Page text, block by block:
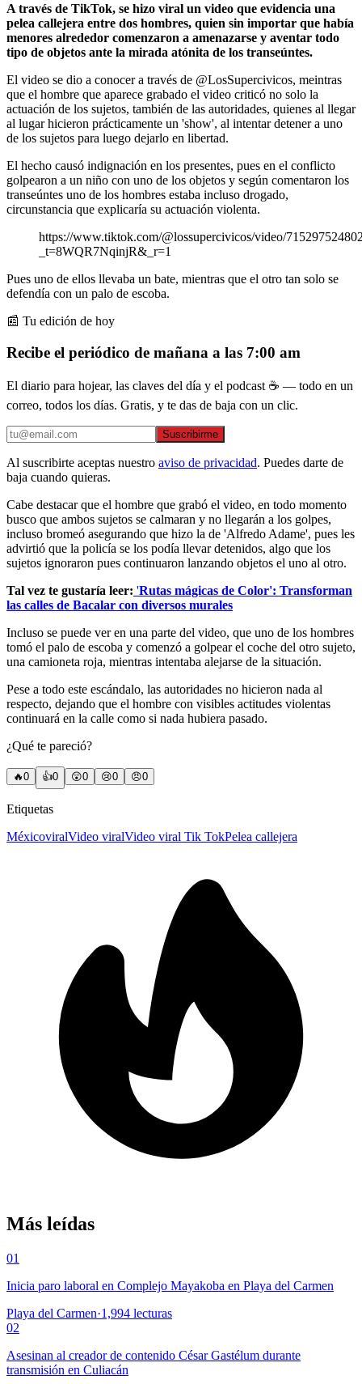
A través de TikTok, se hizo viral un video que evidencia una
pelea callejera entre dos hombres, quien sin importar que había
menores alrededor comenzaron a amenazarse y aventar todo
tipo de objetos ante la mirada atónita de los transeúntes.
El video se dio a conocer a través de @LosSupercivicos, meintras
que el hombre que aparece grabado el video criticó no solo la
actuación de los sujetos, también de las autoridades, quienes al llegar
al lugar hicieron prácticamente un 'show', al intentar detener a uno
de los sujetos para luego dejarlo en libertad.
El hecho causó indignación en los presentes, pues en el conflicto
golpearon a un niño con uno de los objetos y según comentaron los
transeúntes uno de los hombres estaba incluso drogado,
circunstancia que explicaría su actuación violenta.
https://www.tiktok.com/@lossupercivicos/video/
_t=8WQR7NqinjR&_r=1
Pues uno de ellos llevaba un bate, mientras que el otro tan solo se
defendía con un palo de escoba.
📰 Tu edición de hoy
Recibe el periódico de mañana a las 7:00 am
El diario para hojear, las claves del día y el podcast ☕ — todo en un
correo, todos los días. Gratis, y te das de baja con un clic.
Suscribirme
Al suscribirte aceptas nuestro aviso de privacidad. Puedes darte de
baja cuando quieras.
Cabe destacar que el hombre que grabó el video, en todo momento
busco que ambos sujetos se calmaran y no llegarán a los golpes,
incluso bromeó asegurando que hizo la de 'Alfredo Adame', pues les
advirtió que la policía se los podía llevar detenidos, algo que los
sujetos ignoraron pues continuaron lanzando objetos el uno al otro.
Tal vez te gustaría leer: 'Rutas mágicas de Color': Transforman
las calles de Bacalar con diversos murales
Incluso se puede ver en una parte del video, que uno de los hombres
tomó el palo de escoba y comenzó a golpear el coche del otro sujeto,
una camioneta roja, mientras intentaba alejarse de la situación.
Pese a todo este escándalo, las autoridades no hicieron nada al
respecto, dejando que el hombre con visibles actitudes violentas
continuará en la calle como si nada hubiera pasado.
¿Qué te pareció?
🔥0 👍0 😲0 😢0 😠0
Etiquetas
MéxicoviralVideo viralVideo viral Tik TokPelea callejera
Más leídas
01
Inicia paro laboral en Complejo Mayakoba en Playa del Carmen
Playa del Carmen·1,994 lecturas
02
Asesinan al creador de contenido César Gastélum durante
transmisión en Culiacán